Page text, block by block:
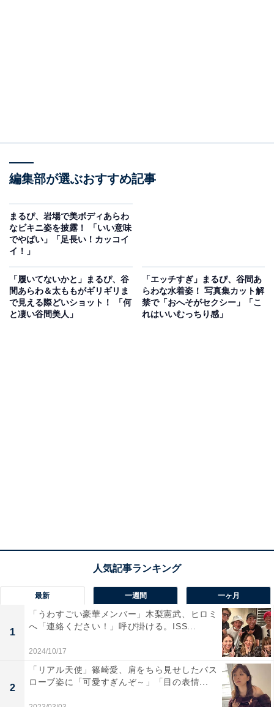
編集部が選ぶおすすめ記事
まるぴ、岩場で美ボディあらわ
なビキニ姿を披露！ 「いい意味
でやばい」「足長い！カッコイ
イ！」
「履いてないかと」まるぴ、谷
間あらわ＆太ももがギリギリま
で見える際どいショット！ 「何
と凄い谷間美人」
「エッチすぎ」まるぴ、谷間あ
らわな水着姿！ 写真集カット解
禁で「おへそがセクシー」「こ
れはいいむっちり感」
最新 一週間 一ヶ月
1
「うわすごい豪華メンバー」木梨憲武、ヒロミ
へ「連絡ください！」呼び掛ける。ISS...
2024/10/17
2
「リアル天使」篠崎愛、肩をちら見せしたバス
ローブ姿に「可愛すぎんぞ～」「目の表情...